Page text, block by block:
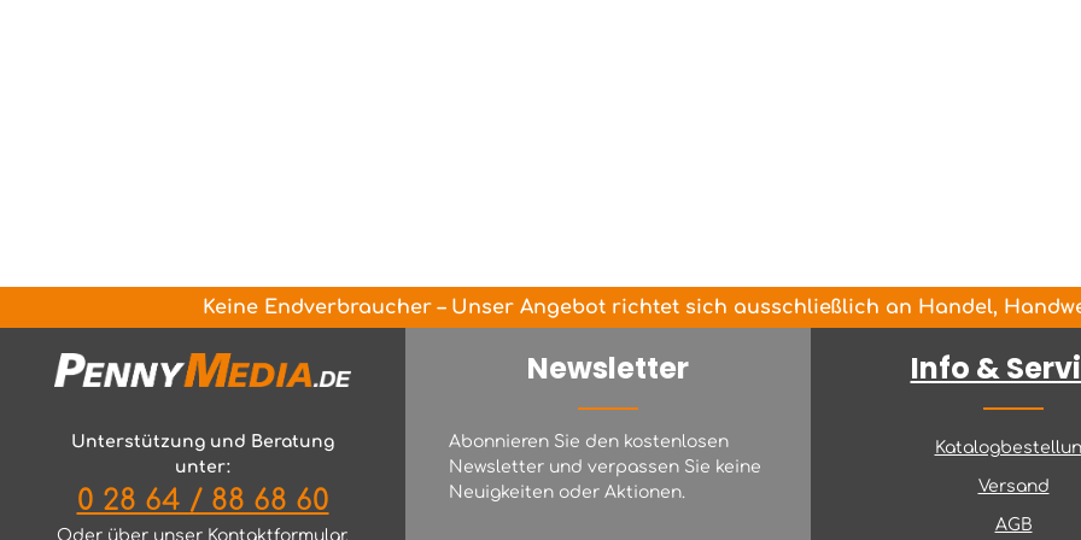
Keine Endverbraucher – Unser Angebot richtet sich ausschließlich an Handel,
Unterstützung und Beratung
unter:
0 28 64 / 88 68 60
Oder über unser Kontaktformular.
Newsletter
Abonnieren Sie den kostenlosen
Newsletter und verpassen Sie keine
Neuigkeiten oder Aktionen.
Info &
Versand
AGB